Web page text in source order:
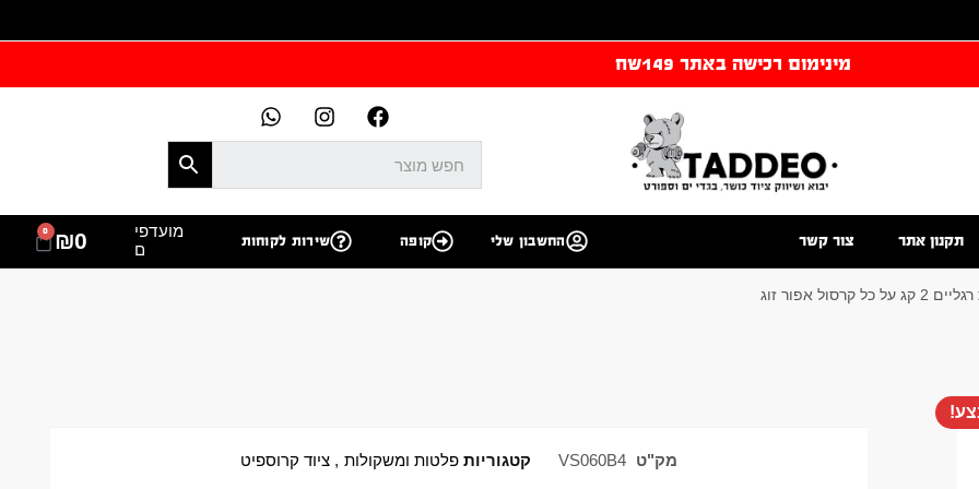
מינימום רכישה באתר 149שח
תקנון אתר צור קשר החשבון שלי קופה שירות לקוחות
מועדפי
ם
₪0
0
קרסול אפור זוג
מק"ט VS060B4 קטגוריות פלטות ומשקולות ,ציוד קרוספיט